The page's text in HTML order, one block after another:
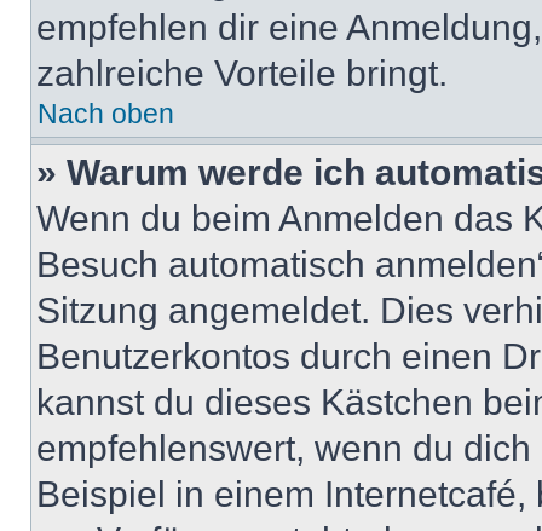
empfehlen dir eine
zahlreiche Vorteile bringt.
Nach oben
» Warum werde ich
Wenn du beim Anmelden das
Besuch automatisch
Sitzung angemeldet. Dies
Benutzerkontos durch einen
kannst du dieses Kästchen
empfehlenswert, wenn du
Beispiel in einem